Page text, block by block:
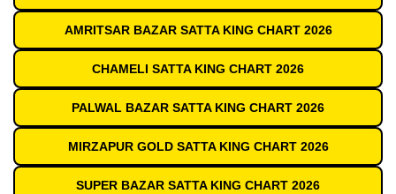
AMRITSAR BAZAR SATTA KING CHART 2026
CHAMELI SATTA KING CHART 2026
PALWAL BAZAR SATTA KING CHART 2026
MIRZAPUR GOLD SATTA KING CHART 2026
SUPER BAZAR SATTA KING CHART 2026